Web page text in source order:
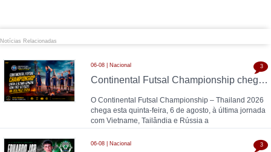
Notícias Relacionadas
06-08 | Nacional
Continental Futsal Championship chega à última jornada com três seleções na luta pelo título
O Continental Futsal Championship – Thailand 2026
chega esta quinta-feira, 6 de agosto, à última jornada
com Vietname, Tailândia e Rússia a
3
06-08 | Nacional 3